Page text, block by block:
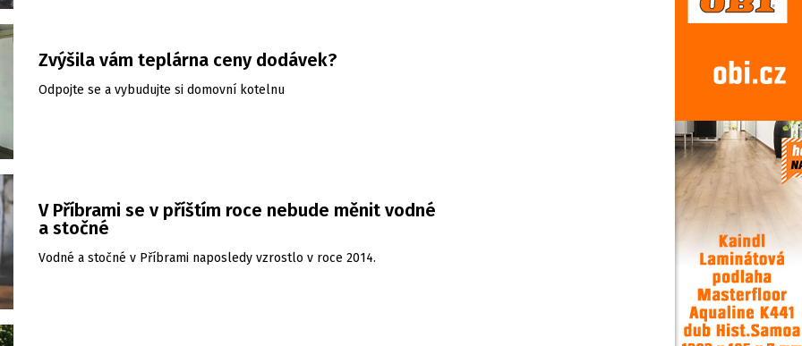
Zvýšila vám teplárna ceny dodávek?
Odpojte se a vybudujte si domovní kotelnu
V Příbrami se v příštím roce nebude měnit vodné
a stočné
Vodné a stočné v Příbrami naposledy vzrostlo v roce 2014.